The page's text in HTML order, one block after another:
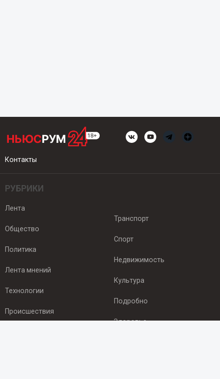
Контакты
РУБРИКИ
Лента
Общество
Политика
Лента мнений
Технологии
Происшествия
Транспорт
Спорт
Недвижимость
Культура
Подробно
Здоровье